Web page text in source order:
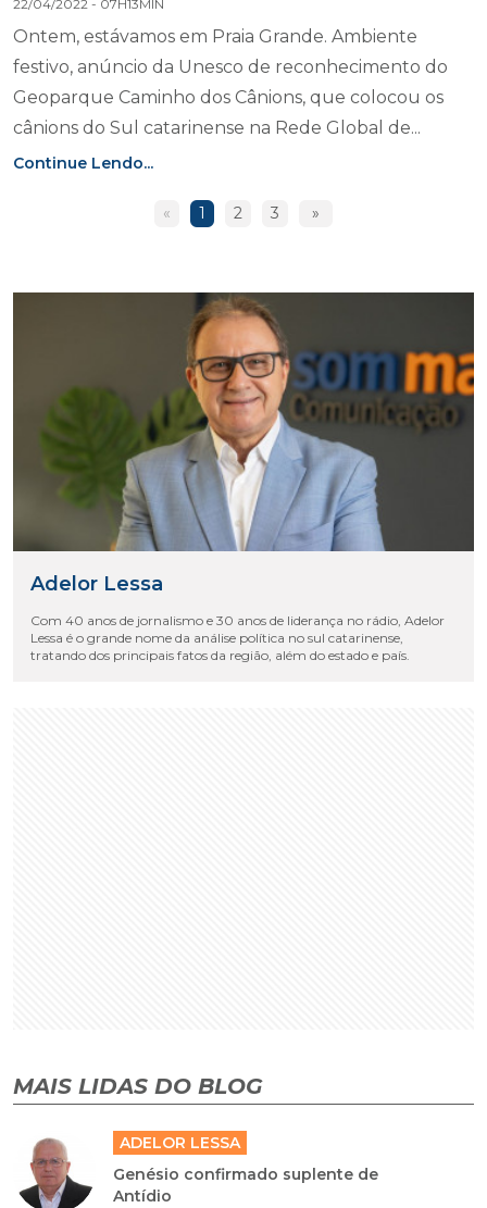
22/04/2022 - 07H13MIN
Ontem, estávamos em Praia Grande. Ambiente
festivo, anúncio da Unesco de reconhecimento do
Geoparque Caminho dos Cânions, que colocou os
cânions do Sul catarinense na Rede Global de...
Continue Lendo...
« 1 2 3 »
Adelor Lessa
Com 40 anos de jornalismo e 30 anos de liderança no rádio, Adelor
Lessa é o grande nome da análise política no sul catarinense,
tratando dos principais fatos da região, além do estado e país.
MAIS LIDAS DO BLOG
ADELOR LESSA
Genésio confirmado suplente de
Antídio